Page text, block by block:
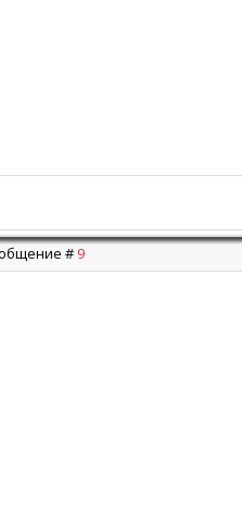
# 9